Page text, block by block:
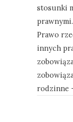
stosunki
Prawo
innych
rodzinne